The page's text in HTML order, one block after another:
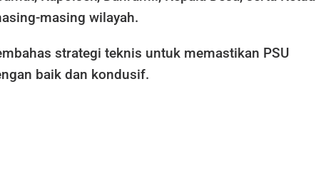
masing wilayah.
strategi teknis untuk memastikan PSU
baik dan kondusif.